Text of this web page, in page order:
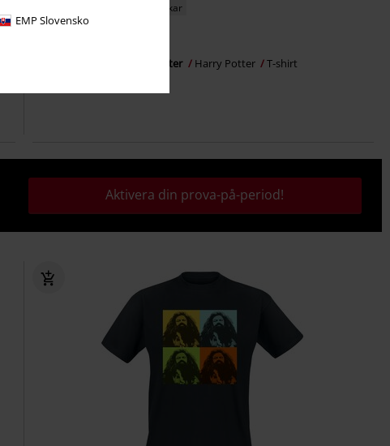
EMP Slovensko
Finns även i stora storlekar
Lord Voldemort & Harry Potter Harry Potter T-shirt
Aktivera din prova-på-period!